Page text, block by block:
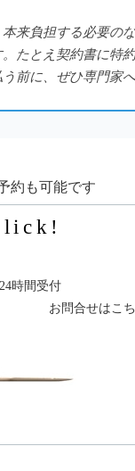
来負担する必要の
たとえ契約書に特
前に、ぜひ専門家
約も可能です
24時間受付
お問合せはこ